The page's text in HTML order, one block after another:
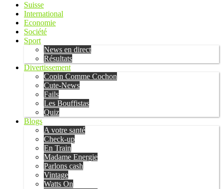
Suisse
International
Economie
Société
Sport
News en direct
Résultats
Divertissement
Copin Comme Cochon
Cute-News
Fails
Les Bouffistas
Quiz
Blogs
A votre santé
Check-up
En Train
Madame Energie
Parlons cash
Vintage
Watts On